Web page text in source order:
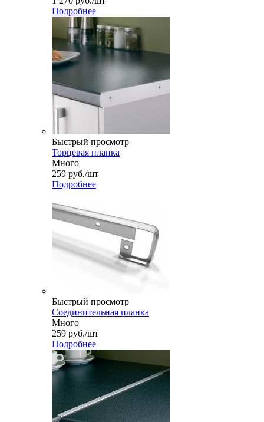
Подробнее
Быстрый просмотр
Торцевая планка
Много
259 руб./шт
Подробнее
Быстрый просмотр
Соединительная планка
Много
259 руб./шт
Подробнее